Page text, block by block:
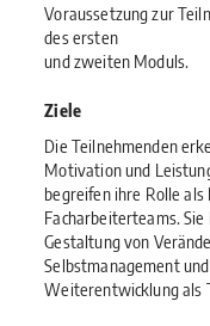
Voraussetzung zur
des ersten
und zweiten Moduls.
Ziele
Die Teilnehmenden
Motivation und
begreifen ihre Rolle
Facharbeiterteams.
Gestaltung von
Selbstmanagement
Weiterentwicklung als